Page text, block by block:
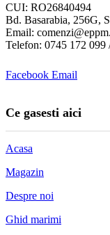
CUI: RO26840494
Bd. Basarabia, 256G,
Email:
Telefon: 0745 172 099
Facebook Email
Ce gasesti aici
Acasa
Magazin
Despre noi
Ghid marimi